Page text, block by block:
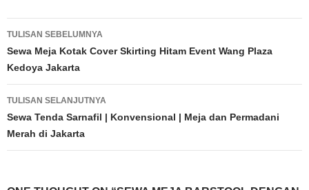
Navigasi
Tulisan
TULISAN SEBELUMNYA
Sewa Meja Kotak Cover Skirting Hitam Event Wang Plaza
Kedoya Jakarta
TULISAN SELANJUTNYA
Sewa Tenda Sarnafil | Konvensional | Meja dan Permadani
Merah di Jakarta